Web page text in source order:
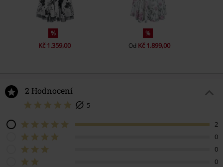
%
Kč 1.359,00
%
Od Kč 1.899,00
2 Hodnocení
5
2
0
0
0